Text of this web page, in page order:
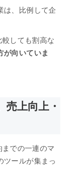
は、比例して企
しても割高な
が向いていま
上向上・
での一連のマ
ツールが集まっ